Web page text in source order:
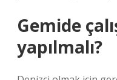
Gemide
yapılmalı?